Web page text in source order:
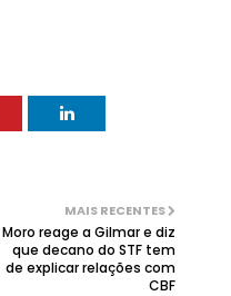
MAIS RECENTES
Moro reage a Gilmar e diz
que decano do STF tem
de explicar relações com
CBF